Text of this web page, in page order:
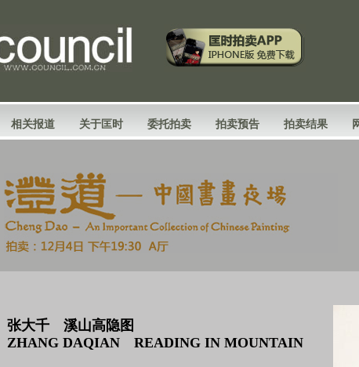
相关报道 关于匡时 委托拍卖 拍卖预告 拍卖结果
张大千 溪山高隐图
ZHANG DAQIAN READING IN MOUNTAIN